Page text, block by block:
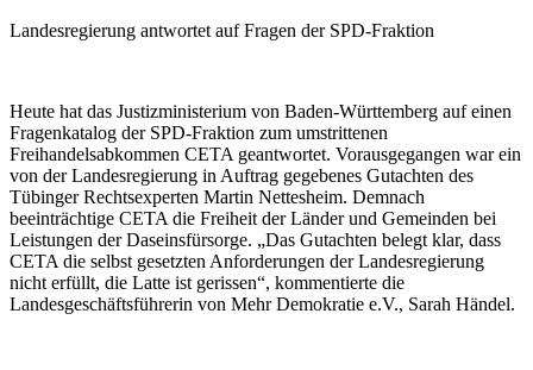
Landesregierung antwortet auf Fragen der SPD-Fraktion
Heute hat das Justizministerium von Baden-Württemberg auf einen
Fragenkatalog der SPD-Fraktion zum umstrittenen
Freihandelsabkommen CETA geantwortet. Vorausgegangen war ein
von der Landesregierung in Auftrag gegebenes Gutachten des
Tübinger Rechtsexperten Martin Nettesheim. Demnach
beeinträchtige CETA die Freiheit der Länder und Gemeinden bei
Leistungen der Daseinsfürsorge. „Das Gutachten belegt klar, dass
CETA die selbst gesetzten Anforderungen der Landesregierung
nicht erfüllt, die Latte ist gerissen“, kommentierte die
Landesgeschäftsführerin von Mehr Demokratie e.V., Sarah Händel.